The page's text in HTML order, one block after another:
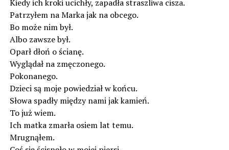
Kiedy ich kroki ucichły, zapadła straszliwa cisza.
Patrzyłem na Marka jak na obcego.
Bo może nim był.
Albo zawsze był.
Oparł dłoń o ścianę.
Wyglądał na zmęczonego.
Pokonanego.
Dzieci są moje powiedział w końcu.
Słowa spadły między nami jak kamień.
To już wiem.
Ich matka zmarła osiem lat temu.
Mrugnąłem.